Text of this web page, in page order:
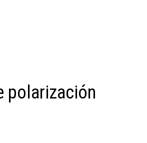
polarización